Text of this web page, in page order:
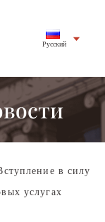
Русский
в силу
услугах